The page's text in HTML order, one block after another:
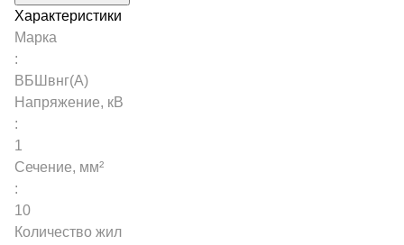
Характеристики
Марка
:
ВБШвнг(А)
Напряжение, кВ
:
1
Сечение, мм²
:
10
Количество жил